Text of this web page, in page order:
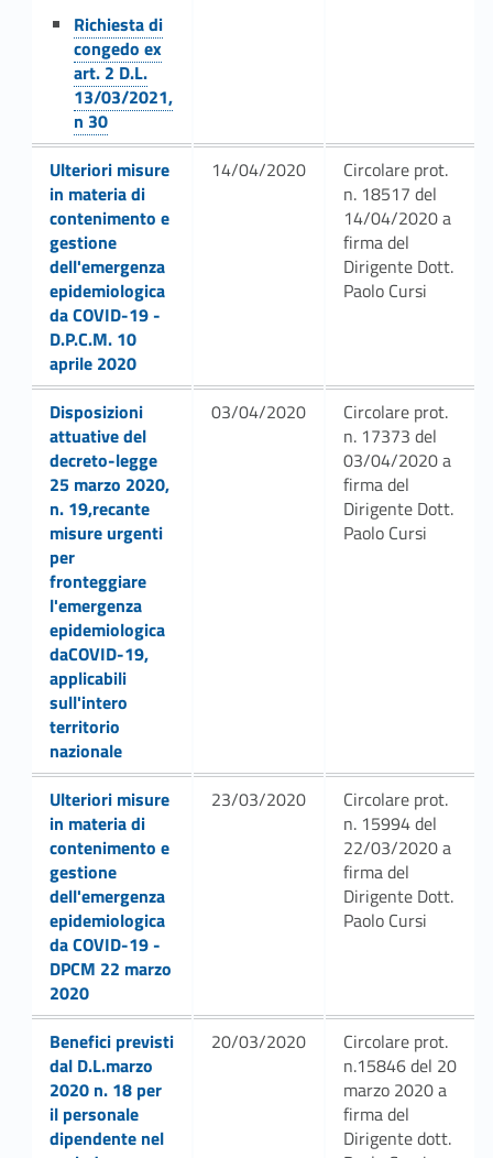
e
n
l
Link identifier #identifier__84429-2
Richiesta di
congedo ex
art. 2 D.L.
13/03/2021,
n 30
Link identifier #identifier__174185-3
Ulteriori misure
in materia di
contenimento e
gestione
dell'emergenza
epidemiologica
da COVID-19 -
D.P.C.M. 10
aprile 2020
14/04/2020
Circolare prot.
n. 18517 del
14/04/2020 a
firma del
Dirigente Dott.
Paolo Cursi
Link identifier #identifier__120056-4
Disposizioni
attuative del
decreto-legge
25 marzo 2020,
n. 19,recante
misure urgenti
per
fronteggiare
l'emergenza
epidemiologica
daCOVID-19,
applicabili
sull'intero
territorio
nazionale
03/04/2020
Circolare prot.
n. 17373 del
03/04/2020 a
firma del
Dirigente Dott.
Paolo Cursi
Link identifier #identifier__10984-5
Ulteriori misure
in materia di
contenimento e
gestione
dell'emergenza
epidemiologica
da COVID-19 -
DPCM 22 marzo
2020
23/03/2020
Circolare prot.
n. 15994 del
22/03/2020 a
firma del
Dirigente Dott.
Paolo Cursi
Link identifier #identifier__44922-6
Benefici previsti
dal D.L.marzo
2020 n. 18 per
il personale
dipendente nel
20/03/2020
Circolare prot.
n.15846 del 20
marzo 2020 a
firma del
Dirigente dott.